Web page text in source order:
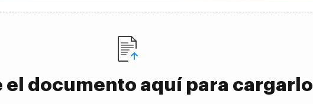
el documento aquí para cargarlo